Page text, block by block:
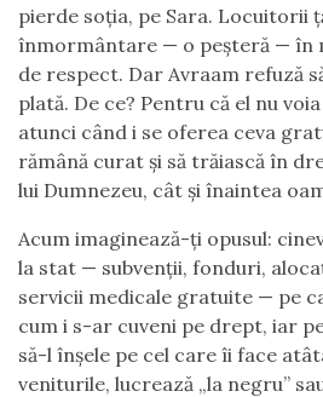
pierde soția, pe Sara. Locuitorii
înmormântare — o peșteră — în
de respect. Dar Avraam refuză
plată. De ce? Pentru că el nu
atunci când i se oferea ceva
rămână curat și să trăiască în
lui Dumnezeu, cât și înaintea
Acum imaginează-ți opusul:
la stat — subvenții, fonduri,
servicii medicale gratuite — pe
cum i s-ar cuveni pe drept, iar
să-l înșele pe cel care îi face
veniturile, lucrează „la negru”